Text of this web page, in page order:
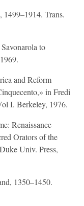
Trans.
to
and Reform
in Fredi
I. Berkeley, 1976.
Renaissance
Orators of the
Univ. Press,
1350–1450.